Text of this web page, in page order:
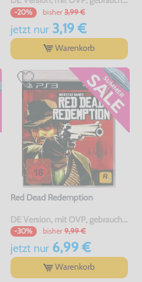
-20% bisher 3,99 €
jetzt nur3,19 €
Warenkorb
Red Dead Redemption
DE Version, mit OVP, gebraucht, USK18
-30% bisher 9,99 €
jetzt nur6,99 €
Warenkorb